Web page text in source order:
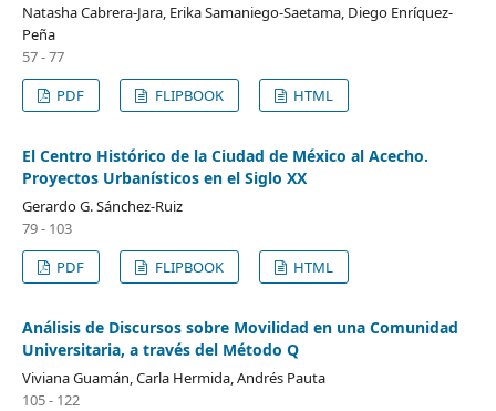
Natasha Cabrera-Jara, Erika Samaniego-Saetama, Diego Enríquez-
Peña
57 - 77
PDF
FLIPBOOK HTML
El Centro Histórico de la Ciudad de México al Acecho.
Proyectos Urbanísticos en el Siglo XX
Gerardo G. Sánchez-Ruiz
79 - 103
PDF
FLIPBOOK HTML
Análisis de Discursos sobre Movilidad en una Comunidad
Universitaria, a través del Método Q
Viviana Guamán, Carla Hermida, Andrés Pauta
105 - 122